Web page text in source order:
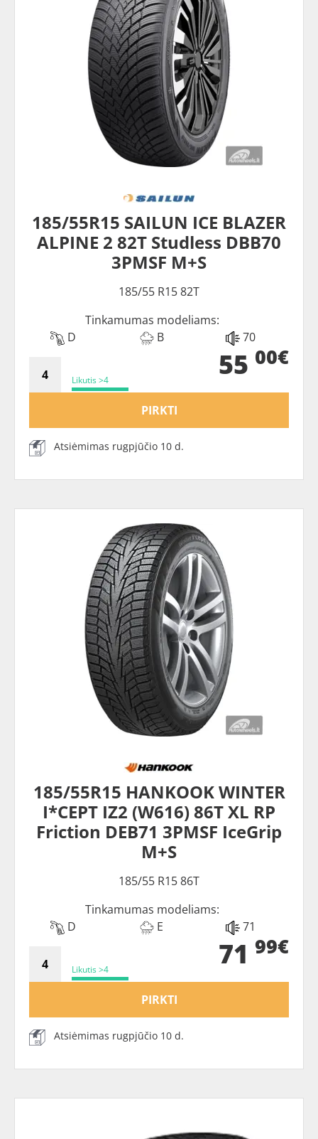
185/55R15 SAILUN ICE BLAZER
ALPINE 2 82T Studless DBB70
3PMSF M+S
185/55 R15 82T
Tinkamumas modeliams:
D
B 70
Likutis >4 55 00€
PIRKTI
Atsiėmimas rugpjūčio 10 d.
185/55R15 HANKOOK WINTER
I*CEPT IZ2 (W616) 86T XL RP
Friction DEB71 3PMSF IceGrip
M+S
185/55 R15 86T
Tinkamumas modeliams:
D
E 71
Likutis >4 71 99€
PIRKTI
Atsiėmimas rugpjūčio 10 d.